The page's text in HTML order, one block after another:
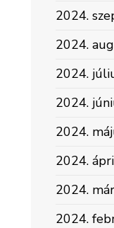
2024.
2024.
2024.
2024.
2024.
2024.
2024.
2024.